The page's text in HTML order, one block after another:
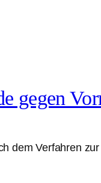
gegen
dem Verfahren